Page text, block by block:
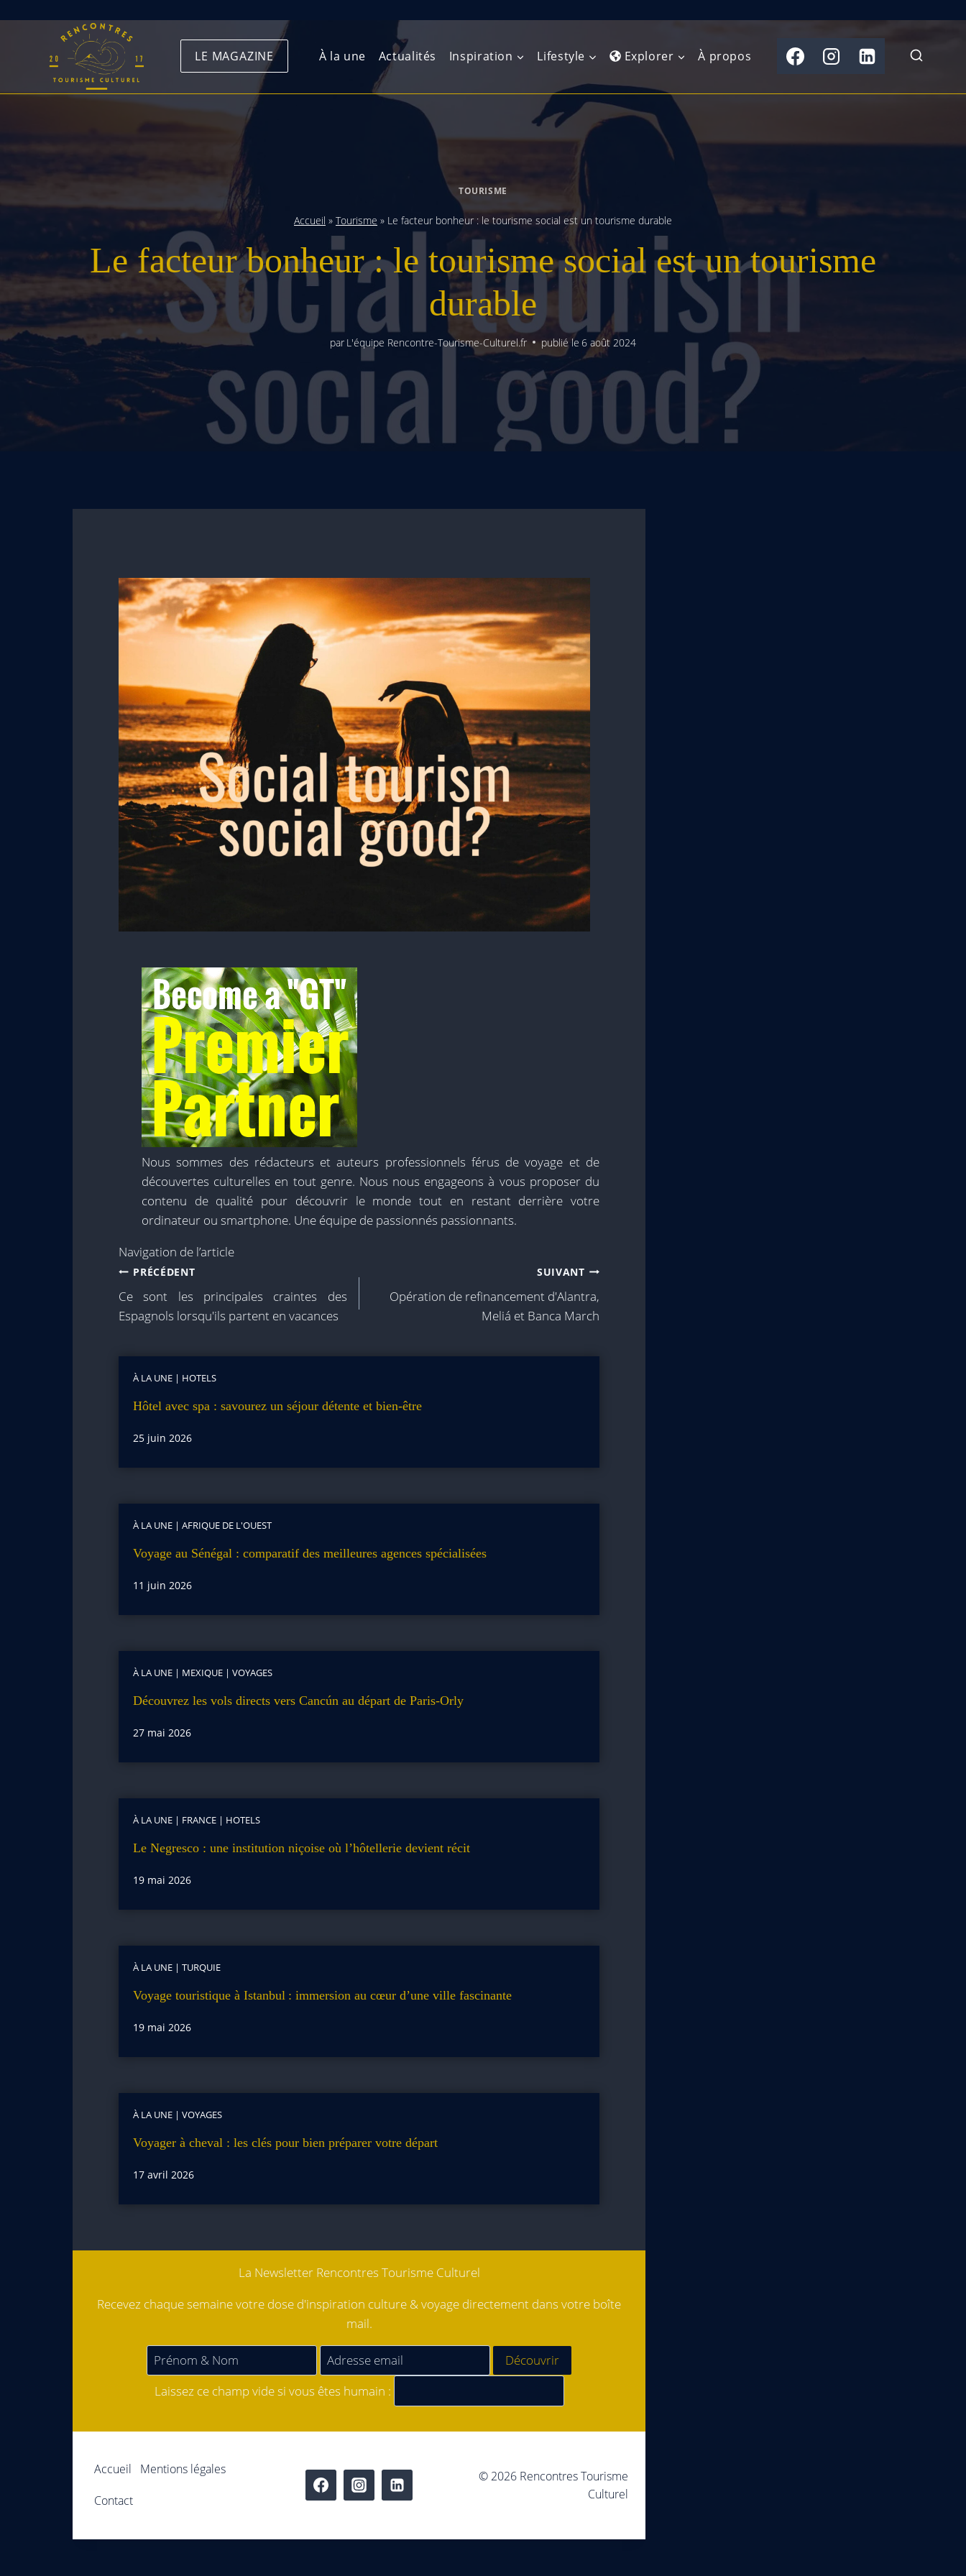
LE MAGAZINE À la une Actualités Inspiration Lifestyle Explorer
Europe de l’Ouest
Europe du Nord
Balkans
Amérique du Nord
Amérique du Sud
Afrique du Nord
Afrique de l’Est
Afrique australe
Moyen-Orient
indien
Asie du Sud-Est
À propos
TOURISME
Accueil » Tourisme » Le facteur bonheur : le tourisme social est un tourisme durable
Le facteur bonheur : le tourisme social est un tourisme
durable
par L'équipe Rencontre-Tourisme-Culturel.fr publié le 6 août 2024
Nous sommes des rédacteurs et auteurs professionnels férus de voyage et de
découvertes culturelles en tout genre. Nous nous engageons à vous proposer du
contenu de qualité pour découvrir le monde tout en restant derrière votre
ordinateur ou smartphone. Une équipe de passionnés passionnants.
Navigation de l’article
PRÉCÉDENT
Ce sont les principales craintes des
Espagnols lorsqu'ils partent en vacances
SUIVANT
Opération de refinancement d'Alantra,
Meliá et Banca March
À LA UNE | HOTELS
Hôtel avec spa : savourez un séjour détente et bien-être
25 juin 2026
À LA UNE | AFRIQUE DE L'OUEST
Voyage au Sénégal : comparatif des meilleures agences spécialisées
11 juin 2026
À LA UNE | MEXIQUE | VOYAGES
Découvrez les vols directs vers Cancún au départ de Paris-Orly
27 mai 2026
À LA UNE | FRANCE | HOTELS
Le Negresco : une institution niçoise où l’hôtellerie devient récit
19 mai 2026
À LA UNE | TURQUIE
Voyage touristique à Istanbul : immersion au cœur d’une ville fascinante
19 mai 2026
À LA UNE | VOYAGES
Voyager à cheval : les clés pour bien préparer votre départ
17 avril 2026
La Newsletter Rencontres Tourisme Culturel
Recevez chaque semaine votre dose d'inspiration culture & voyage directement dans votre boîte
mail.
Laissez ce champ vide si vous êtes humain :
Accueil Mentions légales
Contact
© 2026 Rencontres Tourisme
Culturel